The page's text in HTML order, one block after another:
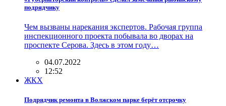
подрядчику
Чем вызваны нарекания экспертов. Рабочая группа
инспекционного проекта побывала во дворах на
проспекте Серова. Здесь в этом году…
04.07.2022
12:52
ЖКХ
Подрядчик ремонта в Волжском парке берёт отсрочку